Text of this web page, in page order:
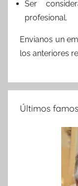
Ser
profesional.
Envianos un
los anteriores
Últimos